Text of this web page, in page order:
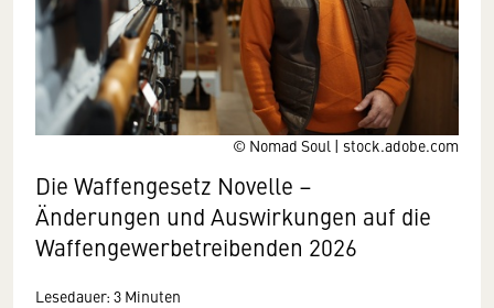
© Nomad Soul | stock.adobe.com
Die Waffengesetz Novelle –
Änderungen und Auswirkungen auf die
Waffengewerbetreibenden 2026
Lesedauer: 3 Minuten